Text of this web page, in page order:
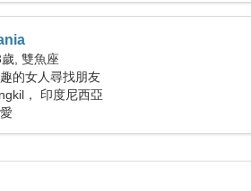
, 雙魚座
的女人尋找朋友
， 印度尼西亞